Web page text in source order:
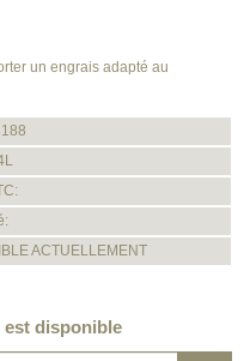
un engrais adapté au
ACTUELLEMENT
est disponible